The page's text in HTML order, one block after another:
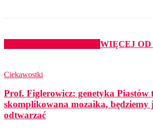
WIĘCEJ
Ciekawostki
Prof. Figlerowicz: genetyka Piastów
skomplikowana mozaika, będziemy
odtwarzać